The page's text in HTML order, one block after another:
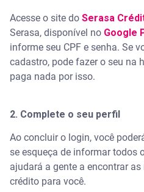
Acesse o site do Serasa
Serasa, disponível no Google
informe seu CPF e senha. Se
cadastro, pode fazer o seu na
paga nada por isso.
2. Complete o seu perfil
Ao concluir o login, você
se esqueça de informar todos
ajudará a gente a encontrar
crédito para você.